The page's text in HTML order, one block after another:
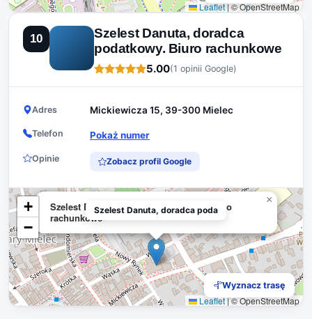
Leaflet|© OpenStreetMap
10
Szelest Danuta, doradca
podatkowy. Biuro rachunkowe
5.00(1 opinii Google)
Adres Mickiewicza 15, 39-300 Mielec
Telefon Pokaż numer
Opinie Zobacz profil Google
Szelest Danuta, doradca podatkowy. Biuro
rachunkowe
×
+
−
Leaflet|© OpenStreetMap
Szelest Danuta, doradca poda
Wyznacz trasę